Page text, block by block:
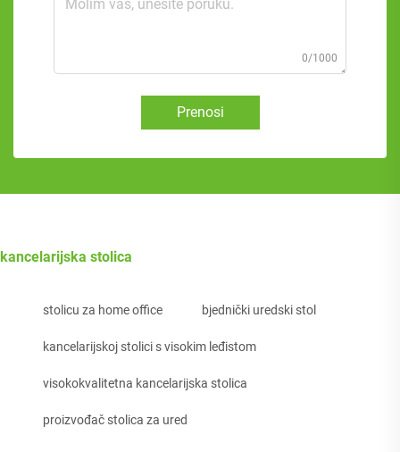
0/1000
Prenosi
kancelarijska stolica
stolicu za home office bjednički uredski stol
kancelarijskoj stolici s visokim leđistom
visokokvalitetna kancelarijska stolica
proizvođač stolica za ured